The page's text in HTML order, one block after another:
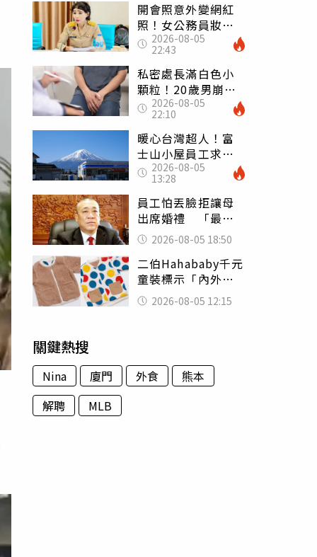
開會照意外變網紅
照！女公務員妝容
掀2千則留言 本人
怒嗆：化妝有錯嗎
2026-08-05
22:43
私密處長滿白色小
顆粒！20歲男崩潰
求診 醫曝5大真相
別再誤會
2026-08-05
22:10
暖心台灣超人！富
士山小屋員工求助
「想活下去」 山
友狂背物資上山：
台灣真的是寶島
2026-08-05
13:28
員工怕丟臉拒讓母
出席婚禮 「最愛
發錢老闆」震怒開
除：我看不起你
2026-08-05 18:50
二伯Hahababy千元
童裝標示「內外層
皆純棉」 SGS檢
測證明：內裡100%
2026-08-05 12:15
關鍵熱搜
Nina 廈門 外食
熊本
解聘
MLB